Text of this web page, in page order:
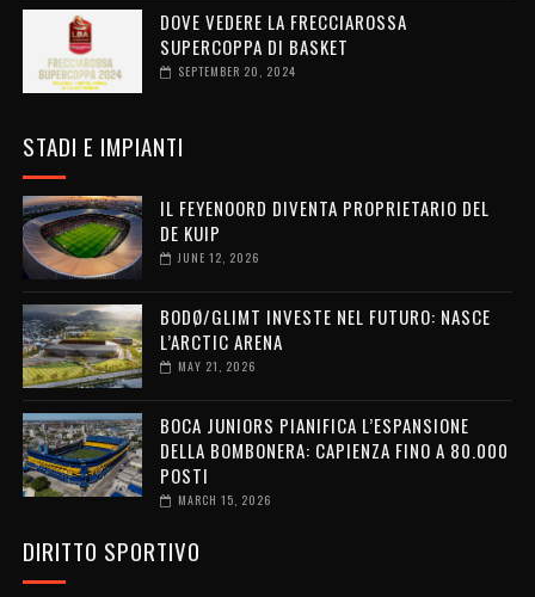
DOVE VEDERE LA FRECCIAROSSA
SUPERCOPPA DI BASKET
SEPTEMBER 20, 2024
STADI E IMPIANTI
IL FEYENOORD DIVENTA PROPRIETARIO DEL
DE KUIP
JUNE 12, 2026
BODØ/GLIMT INVESTE NEL FUTURO: NASCE
L’ARCTIC ARENA
MAY 21, 2026
BOCA JUNIORS PIANIFICA L’ESPANSIONE
DELLA BOMBONERA: CAPIENZA FINO A 80.000
POSTI
MARCH 15, 2026
DIRITTO SPORTIVO